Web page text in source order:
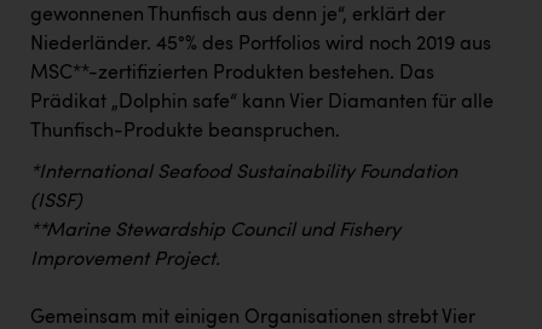
gewonnenen Thunfisch aus denn je“, erklärt der
Niederländer. 45°% des Portfolios wird noch 2019 aus
MSC**-zertifizierten Produkten bestehen. Das
Prädikat „Dolphin safe“ kann Vier Diamanten für alle
Thunfisch-Produkte beanspruchen.
*International Seafood Sustainability Foundation
(ISSF)
**Marine Stewardship Council und Fishery
Improvement Project.
Gemeinsam mit einigen Organisationen strebt Vier